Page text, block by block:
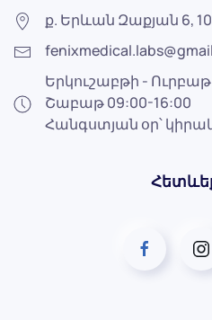
ք. Երևան Զաքյան 6,
Երկուշաբթի - Ուրբաթ
Շաբաթ 09:00-16:00
Հանգստյան օր՝